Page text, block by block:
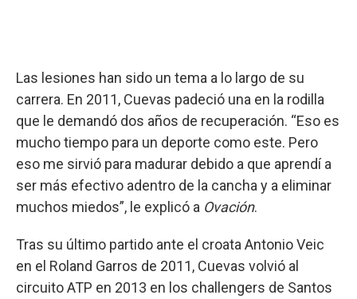
Las lesiones han sido un tema a lo largo de su
carrera. En 2011, Cuevas padeció una en la rodilla
que le demandó dos años de recuperación. “Eso es
mucho tiempo para un deporte como este. Pero
eso me sirvió para madurar debido a que aprendí a
ser más efectivo adentro de la cancha y a eliminar
muchos miedos”, le explicó a Ovación.
Tras su último partido ante el croata Antonio Veic
en el Roland Garros de 2011, Cuevas volvió al
circuito ATP en 2013 en los challengers de Santos